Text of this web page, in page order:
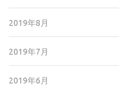
2019年8月
2019年7月
2019年6月